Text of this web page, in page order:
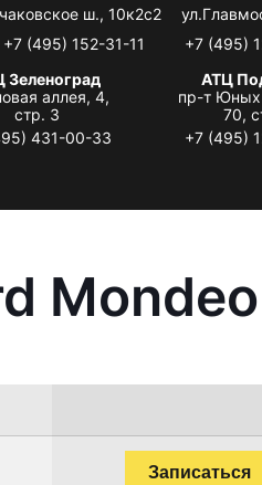
ш., 10к2с2
+7 (495) 152-31-11
+7 (495)
Зеленоград
аллея, 4,
стр. 3
431-00-33
АТЦ
пр-т Юных
70,
+7 (495)
Записаться